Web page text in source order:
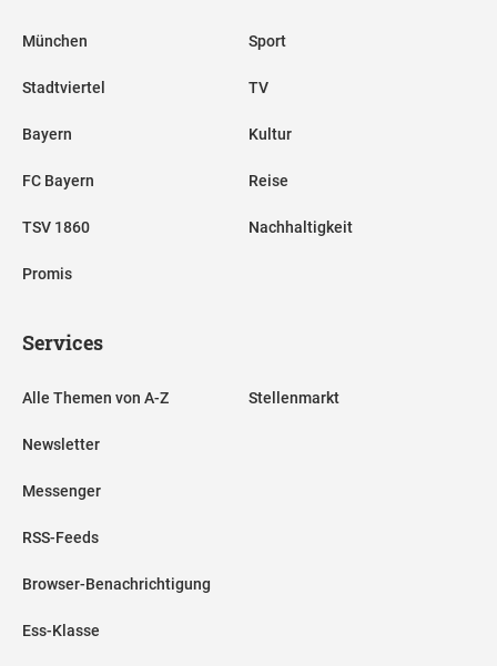
München
Stadtviertel
Bayern
FC Bayern
TSV 1860
Promis
Sport
TV
Kultur
Reise
Nachhaltigkeit
Services
Alle Themen von A-Z
Newsletter
Messenger
RSS-Feeds
Browser-Benachrichtigung
Ess-Klasse
Stellenmarkt